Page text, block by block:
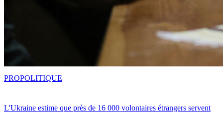
L'Ukraine estime que près de 16 000 volontaires étrangers servent
PROPOLITIQUE